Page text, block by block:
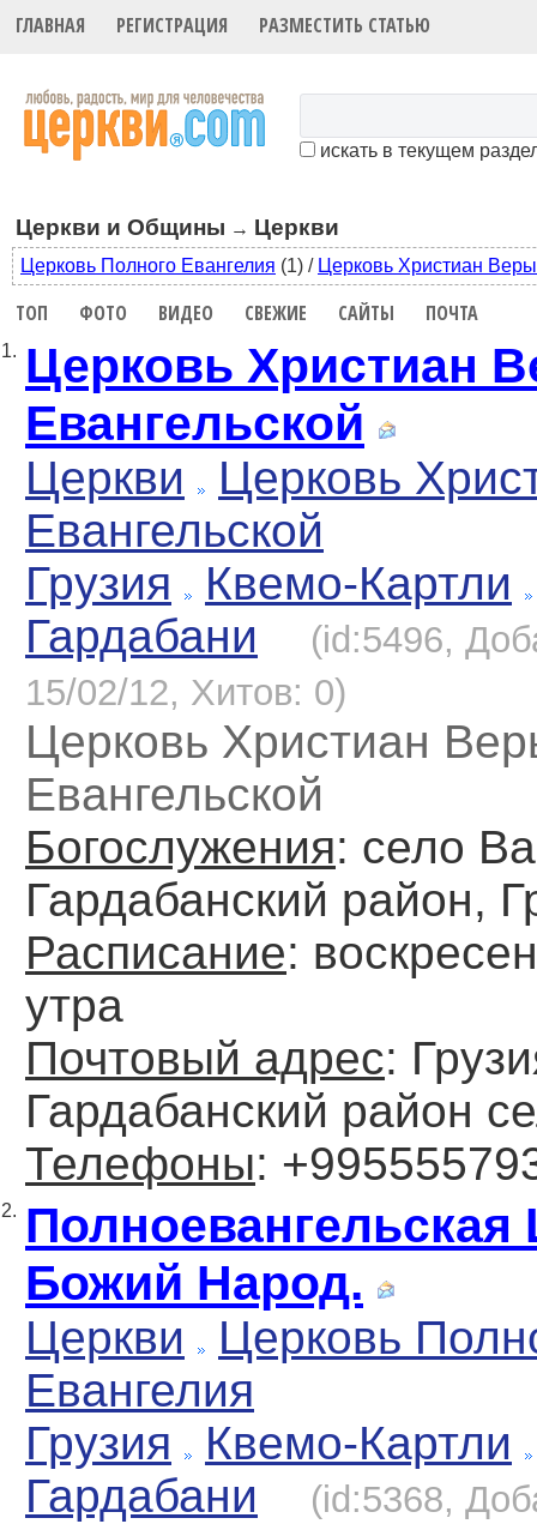
ГЛАВНАЯ РЕГИСТРАЦИЯ РАЗМЕСТИТЬ СТАТЬЮ
искать в текущем
Церкви и Общины → Церкви
Церковь Полного Евангелия (1) / Церковь Христиан
ТОП ФОТО ВИДЕО СВЕЖИЕ САЙТЫ ПОЧТА
1. Церковь Христиан
Евангельской
Церкви
Церковь
Евангельской
Грузия
Квемо-Картли
Гардабани
(id:5496,
15/02/12, Хитов: 0)
Церковь Христиан
Евангельской
Богослужения: село
Гардабанский район,
Расписание:
утра
Почтовый адрес:
Гардабанский район
Телефоны:
2. Полноевангельская
Божий Народ.
Церкви
Церковь
Евангелия
Грузия
Квемо-Картли
Гардабани
(id:5368,